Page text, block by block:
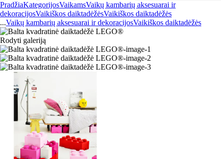
PradžiaKategorijosVaikamsVaikų kambarių aksesuarai ir
dekoracijosVaikiškos daiktadėžėsVaikiškos daiktadėžės
...Vaikų kambarių aksesuarai ir dekoracijosVaikiškos daiktadėžės
Rodyti galeriją